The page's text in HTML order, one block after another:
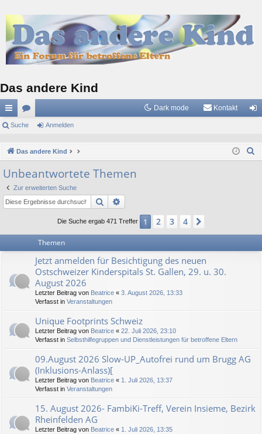
Das andere Kind
ch
llz
ug
riff
or
Dark mode Kontakt
el
Suche Anmelden
Das andere Kind
Unbeantwortete Themen
Zur erweiterten Suche
Suche
Die Suche ergab 471 Treffer 1 2 3 4
Themen
Jetzt anmelden für Besichtigung des neuen
Ostschweizer Kinderspitals St. Gallen, 29. u. 30.
August 2026
Letzter Beitrag von Beatrice « 3. August 2026, 13:33
Verfasst in Veranstaltungen
Unique Footprints Schweiz
Letzter Beitrag von Beatrice « 22. Juli 2026, 23:10
Verfasst in Selbsthilfegruppen und Dienstleistungen für betroffene Eltern
09.August 2026 Slow-UP_Autofrei rund um Brugg AG
(Inklusions-Anlass)[
Letzter Beitrag von Beatrice « 1. Juli 2026, 13:37
Verfasst in Veranstaltungen
15. August 2026- FambiKi-Treff, Verein Insieme, Bezirk
Rheinfelden AG
Letzter Beitrag von Beatrice « 1. Juli 2026, 13:35